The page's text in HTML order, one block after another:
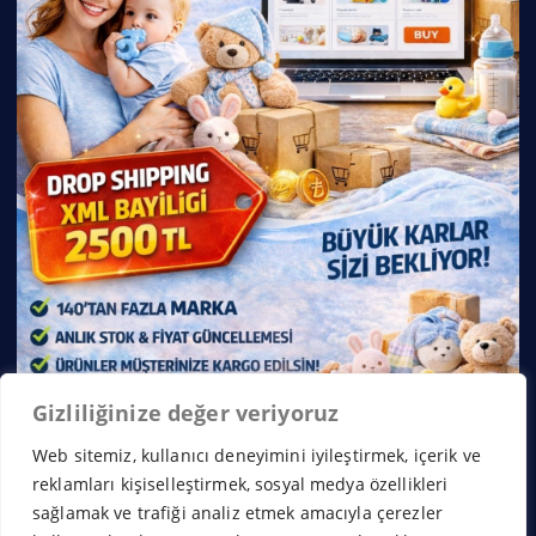
Gizliliğinize değer veriyoruz
Web sitemiz, kullanıcı deneyimini iyileştirmek, içerik ve
reklamları kişiselleştirmek, sosyal medya özellikleri
sağlamak ve trafiği analiz etmek amacıyla çerezler